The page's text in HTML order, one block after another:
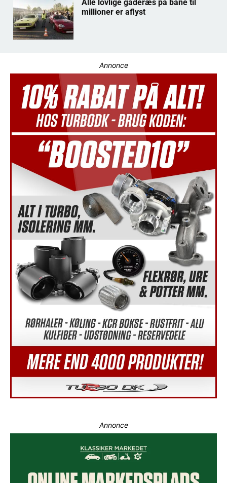
Alle lovlige gaderæs på bane til
millioner er aflyst
Annonce
Annonce